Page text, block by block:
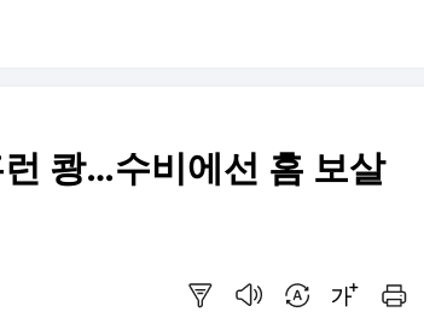
쾅…수비에선 홈 보살